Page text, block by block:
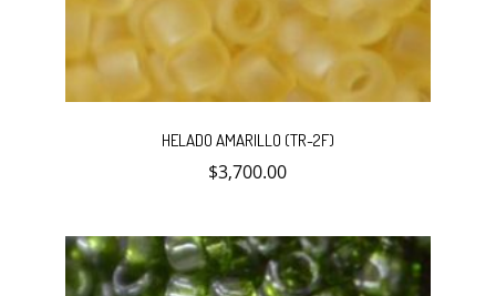
HELADO AMARILLO (TR-2F)
$3,700.00